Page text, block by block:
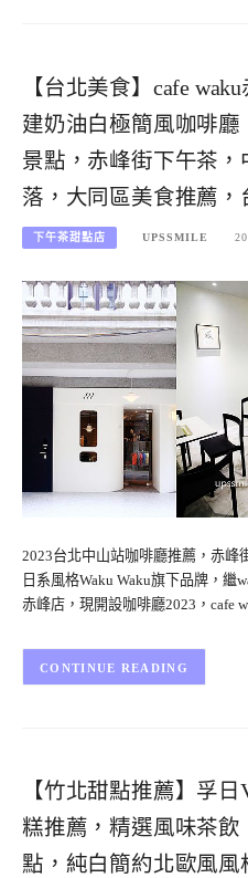
【台北美食】cafe
建奶油白極簡風咖啡
景點，赤峰街下午茶
落，大同區美食推薦
下午茶甜點店 UPSSMILE
2023台北中山站咖啡廳推薦，赤峰
日系風格Waku Waku旗下品牌，繼
赤峰店，現開設咖啡廳2023，cafe
CONTINUE READING
【竹北甜點推薦】孚
糕推薦，精選風味茶
點，純白簡約北歐風